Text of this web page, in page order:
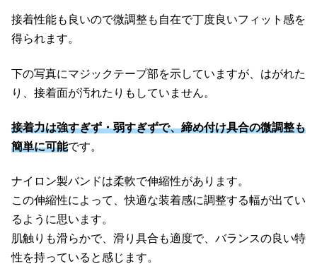
接着性能も良いので微調整も自在で丁度良いフィット感を
得られます。
下の写真にマジックテープ部を示していますが、はがれた
り、接着面が汚れたりもしていません。
接着力は強すぎず・弱すぎずで、締め付け具合の微調整も
簡単に可能です。
ナイロン製バンドは柔軟で伸縮性があります。
この伸縮性によって、快適な装着感に調整する幅が出てい
るように思います。
肌触りも滑らかで、滑り具合も適度で、バランスの良い特
性を持っていると感じます。